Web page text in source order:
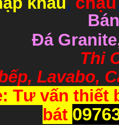
Đá
và
Lavabo,
Tư vấn thiết
bát